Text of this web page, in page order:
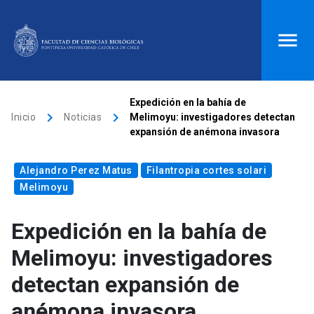
Biblioteca launch Donaciones launch
search
Inicio
Quiénes somos
Inicio keyboard_arrow_right Noticias keyboard_arrow_right
Expedición en la bahía de
Melimoyu: investigadores detectan
expansión de anémona invasora
Alejandro Perez Matus
Filantropia cortes solari
Melimoyu
Expedición en la bahía de
Melimoyu: investigadores
detectan expansión de